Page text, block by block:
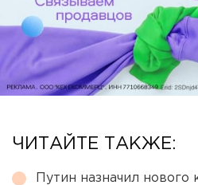
ЧИТАЙТЕ ТАКЖЕ:
Путин назначил